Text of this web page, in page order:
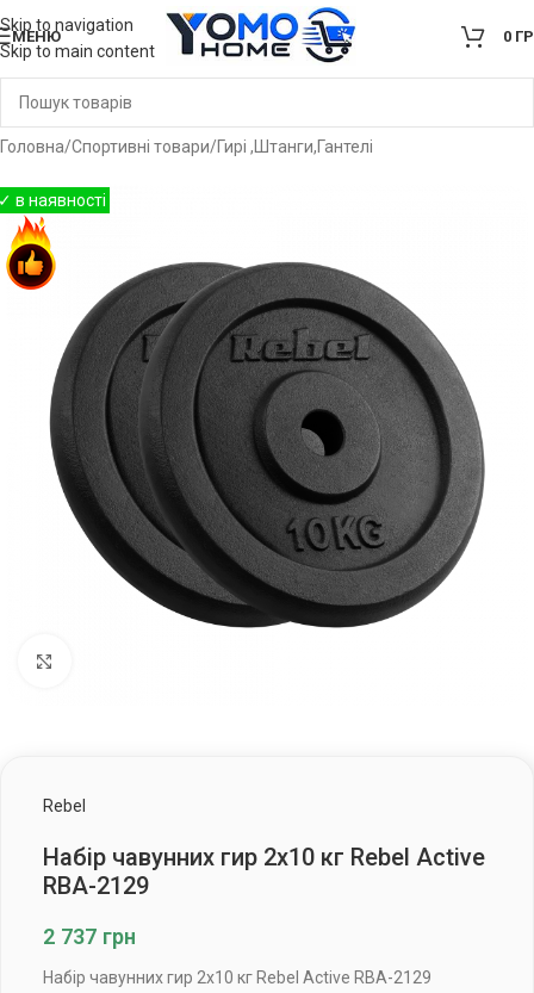
Skip to navigation
Skip to main content
МЕНЮ 0
Головна/Спортивні товари/Гирі ,Штанги,Гантелі
Rebel
Набір чавунних гир 2х10 кг Rebel Active
RBA-2129
2 737 грн
Набір чавунних гир 2х10 кг Rebel Active RBA-2129